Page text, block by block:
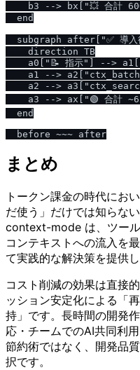
b3 --> bx["💥 合計
  end
subgraph after["✅ 導
    direction TB
a0["📝 指示"] -->
a1 -->
a2 -->
a3 --> ax["🟢 合計
  end
まとめ
トークン課金の時代にお
だ使う」だけでは知らな
context-mode は、ツー
コンテキストへの流入を
て実践的な解決策を提供し
コスト削減の効果は直接
ッション安定化による「
持」です。長時間の開発
応・チームでのAI共同利
節約術ではなく、開発品
択です。